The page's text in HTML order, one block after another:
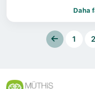
Daha
1 2